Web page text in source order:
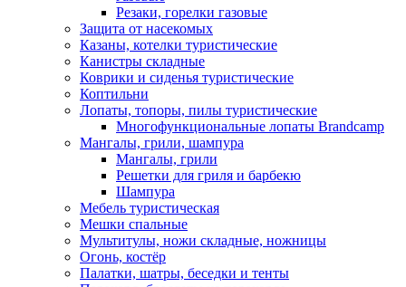
Резаки, горелки газовые
Защита от насекомых
Казаны, котелки туристические
Канистры складные
Коврики и сиденья туристические
Коптильни
Лопаты, топоры, пилы туристические
Многофункциональные лопаты Brandcamp
Мангалы, грили, шампура
Мангалы, грили
Решетки для гриля и барбекю
Шампура
Мебель туристическая
Мешки спальные
Мультитулы, ножи складные, ножницы
Огонь, костёр
Палатки, шатры, беседки и тенты